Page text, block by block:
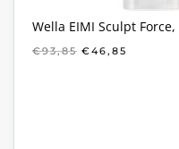
Wella EIMI Sculpt Force,
€93,85 €46,85